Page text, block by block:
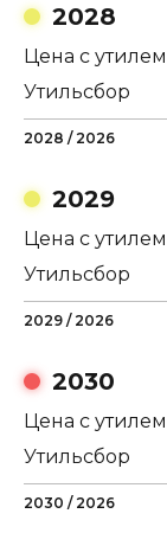
2028
Цена с утилем
Утильсбор
2028 / 2026
2029
Цена с утилем
Утильсбор
2029 / 2026
2030
Цена с утилем
Утильсбор
2030 / 2026